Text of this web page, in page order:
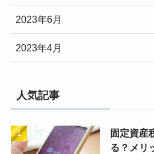
2023年6月
2023年4月
人気記事
固定資産
る？メリ